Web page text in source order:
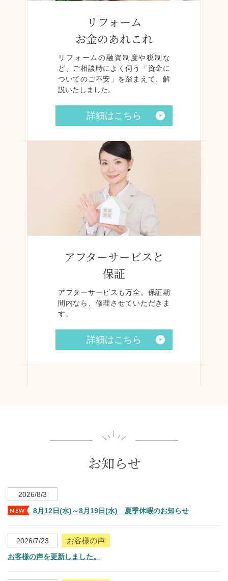
リフォーム
お金のあれこれ
リフォームの融資制度や税制な
ど、ご相談時によく伺う「資金に
ついてのご不安」を踏まえて、解
説いたしました。
詳細はこちら
アフターサービスと
保証
アフターサービスも万全。保証期
間内なら、修理させていただきま
す。
詳細はこちら
お知らせ
2026/8/3
8月12日(水)～8月19日(水) 夏季休暇のお知らせ
2026/7/23 お客様の声
お客様の声を更新しました。